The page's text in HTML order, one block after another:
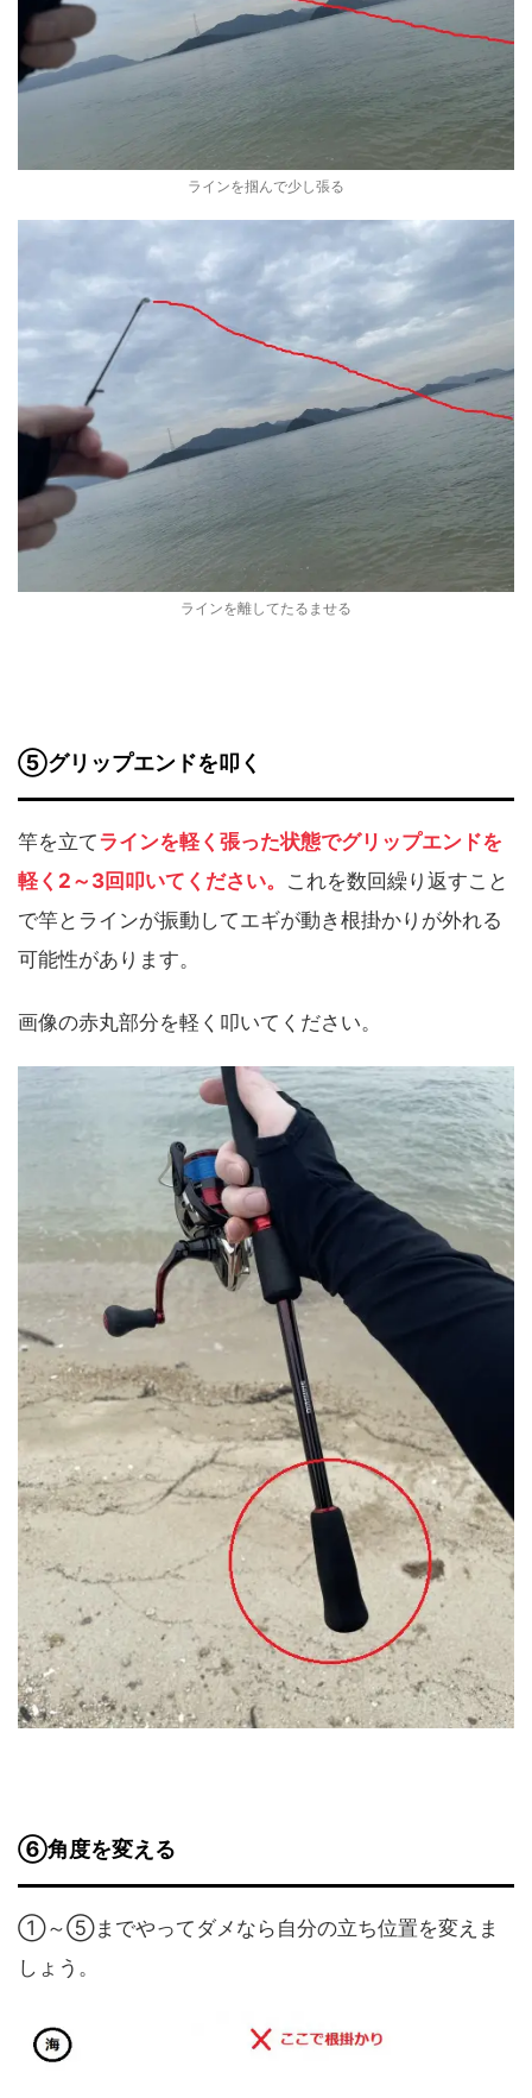
ラインを掴んで少し張る
ラインを離してたるませる
⑤グリップエンドを叩く
竿を立てラインを軽く張った状態でグリップエンドを
軽く2～3回叩いてください。 これを数回繰り返すこと
で竿とラインが振動してエギが動き根掛かりが外れる
可能性があります。
画像の赤丸部分を軽く叩いてください。
⑥角度を変える
①～⑤までやってダメなら自分の立ち位置を変えま
しょう。